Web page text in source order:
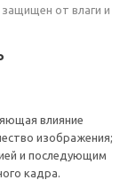
от влаги и
влияние
изображения;
и последующим
кадра.